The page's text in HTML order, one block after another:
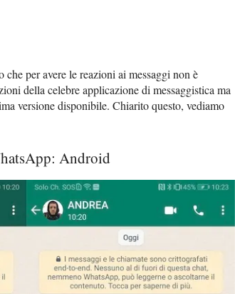
per avere le reazioni ai messaggi non è
della celebre applicazione di messaggistica ma
versione disponibile. Chiarito questo, vediamo
Android